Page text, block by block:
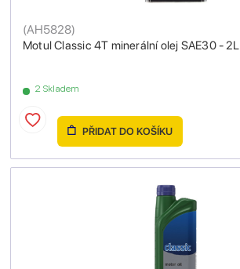
Motul Classic 4T minerální olej SAE30 - 2L
(AH5828)
2 Skladem
PŘIDAT DO KOŠÍKU